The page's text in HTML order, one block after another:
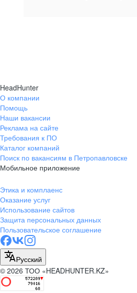
HeadHunter
О компании
Помощь
Наши вакансии
Реклама на сайте
Требования к ПО
Каталог компаний
Поиск по вакансиям в Петропавловске
Мобильное приложение
Этика и комплаенс
Оказание услуг
Использование сайтов
Защита персональных данных
Пользовательское соглашение
Русский
© 2026 ТОО «HEADHUNTER.KZ»